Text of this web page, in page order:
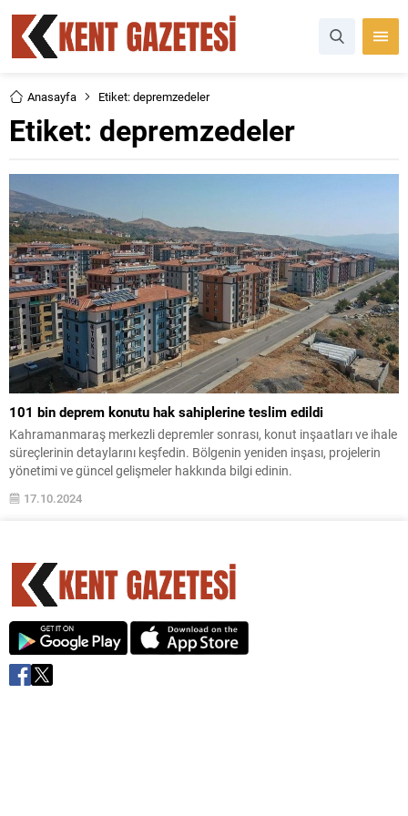
Anasayfa Etiket: depremzedeler
Etiket: depremzedeler
101 bin deprem konutu hak sahiplerine teslim edildi
Kahramanmaraş merkezli depremler sonrası, konut inşaatları ve ihale
süreçlerinin detaylarını keşfedin. Bölgenin yeniden inşası, projelerin
yönetimi ve güncel gelişmeler hakkında bilgi edinin.
17.10.2024